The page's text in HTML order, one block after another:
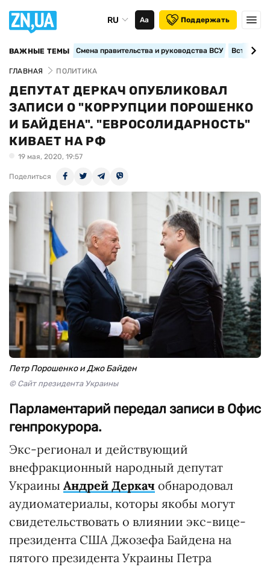
RU Аа Поддержать
ВАЖНЫЕ ТЕМЫ Смена правительства и руководства ВСУ
ГЛАВНАЯ ПОЛИТИКА
ДЕПУТАТ ДЕРКАЧ ОПУБЛИКОВАЛ
ЗАПИСИ О "КОРРУПЦИИ ПОРОШЕНКО
И БАЙДЕНА". "ЕВРОСОЛИДАРНОСТЬ"
КИВАЕТ НА РФ
19 мая, 2020, 19:57
Поделиться
Петр Порошенко и Джо Байден
© Сайт президента Украины
Парламентарий передал записи в Офис
генпрокурора.
Экс-регионал и действующий
внефракционный народный депутат
Украины Андрей Деркач обнародовал
аудиоматериалы, которы якобы могут
свидетельствовать о влиянии экс-вице-
президента США Джозефа Байдена на
пятого президента Украины Петра